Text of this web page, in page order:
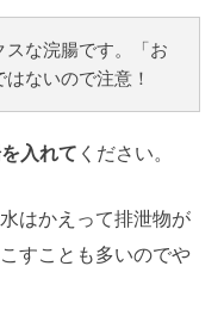
な浣腸です。「お
ないので注意！
入れて ください。
はかえって排泄物が
すことも多いのでや